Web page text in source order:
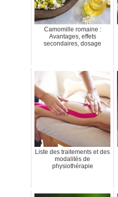
Camomille romaine :
Avantages, effets
secondaires, dosage
Liste des traitements et des
modalités de
physiothérapie